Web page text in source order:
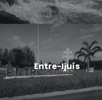
Entre-Ijuís